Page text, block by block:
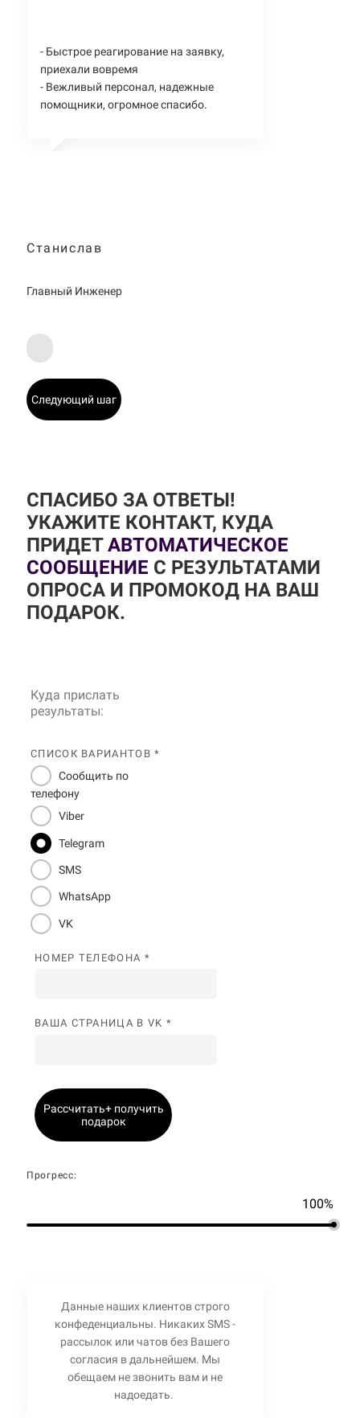
- Быстрое реагирование на заявку,
приехали вовремя
- Вежливый персонал, надежные
помощники, огромное спасибо.
Станислав
Главный Инженер
Следующий шаг
СПАСИБО ЗА ОТВЕТЫ!
УКАЖИТЕ КОНТАКТ, КУДА
ПРИДЕТАВТОМАТИЧЕСКОЕ
СООБЩЕНИЕ С РЕЗУЛЬТАТАМИ
ОПРОСА И ПРОМОКОД НА ВАШ
ПОДАРОК.
Куда прислать
результаты:
СПИСОК ВАРИАНТОВ *
Сообщить по
телефону
Viber
Telegram
SMS
WhatsApp
VK
НОМЕР ТЕЛЕФОНА *
ВАША СТРАНИЦА В VK *
Рассчитать+ получить
подарок
Прогресс:
100%
Данные наших клиентов строго
конфеденциальны. Никаких SMS -
рассылок или чатов без Вашего
согласия в дальнейшем. Мы
обещаем не звонить вам и не
надоедать.